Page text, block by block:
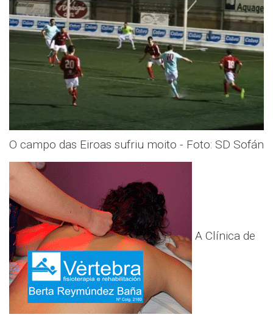
O campo das Eiroas sufriu moito - Foto: SD Sofán
A Clínica de